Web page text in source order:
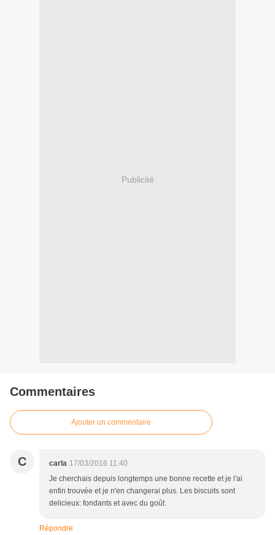
Publicité
Commentaires
Ajouter un commentaire
C carla 17/03/2016 11:40
Je cherchais depuis longtemps une bonne recette et je l'ai
enfin trouvée et je n'en changerai plus. Les biscuits sont
delicieux: fondants et avec du goût.
Répondre